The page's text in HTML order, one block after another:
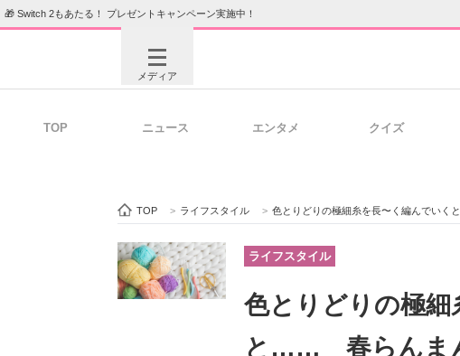
🎁 Switch 2もあたる！ プレゼントキャンペーン実施中！
メディア
ビジネスと働き方のヒント
TOP ニュース エンタメ クイズ
TOP > ライフスタイル > 色とりどりの極細糸を長〜く編んでいくと
ライフスタイル
色とりどりの極細
と…… 春らんま